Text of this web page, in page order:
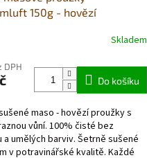
150g - hovězí
Skladem
DPH
Do košíku
maso - hovězí proužky s
vůní. 100% čisté bez
a umělých barviv. Šetrně sušené
v potravinářské kvalitě. Každé